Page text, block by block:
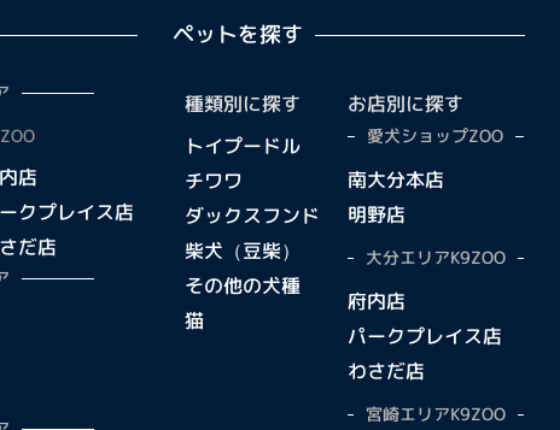
店
クプレイス店
だ店
ペットを探す
種類別に探す
トイプードル
チワワ
ダックスフンド
柴犬（豆柴）
その他の犬種
猫
お店別に探す
愛犬ショップZOO
南大分本店
明野店
大分エリアK9ZOO
府内店
パークプレイス店
わさだ店
宮崎エリアK9ZOO